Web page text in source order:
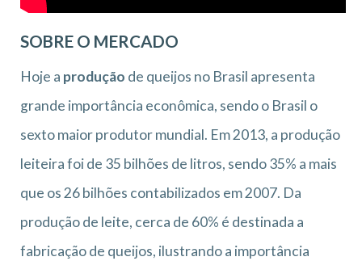
SOBRE O MERCADO
Hoje a produção de queijos no Brasil apresenta
grande importância econômica, sendo o Brasil o
sexto maior produtor mundial. Em 2013, a produção
leiteira foi de 35 bilhões de litros, sendo 35% a mais
que os 26 bilhões contabilizados em 2007. Da
produção de leite, cerca de 60% é destinada a
fabricação de queijos, ilustrando a importância